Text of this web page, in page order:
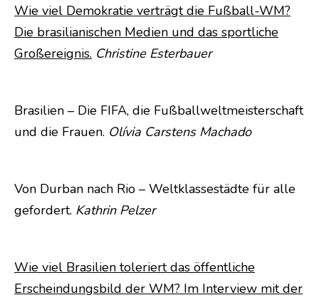
Wie viel Demokratie verträgt die Fußball-WM?
Die brasilianischen Medien und das sportliche
Großereignis. Christine Esterbauer
Brasilien – Die FIFA, die Fußballweltmeisterschaft
und die Frauen. Olívia Carstens Machado
Von Durban nach Rio – Weltklassestädte für alle
gefordert. Kathrin Pelzer
Wie viel Brasilien toleriert das öffentliche
Erscheindungsbild der WM? Im Interview mit der